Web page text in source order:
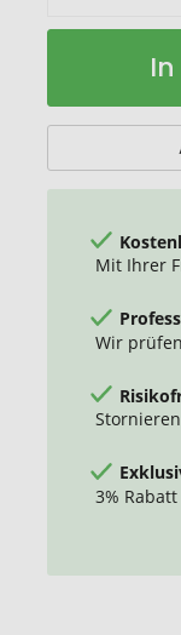
A4
Schreibmappe
Kunstleder
Auf
Mit Ihrer
Wir
3%